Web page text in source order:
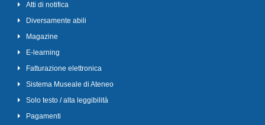
Atti di notifica
Diversamente abili
Magazine
E-learning
Fatturazione elettronica
Sistema Museale di Ateneo
Solo testo / alta leggibilità
Pagamenti